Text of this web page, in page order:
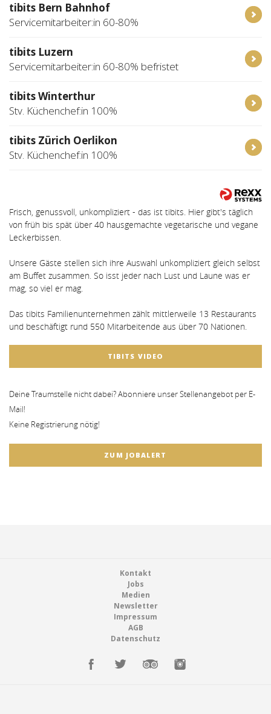
tibits Bern Bahnhof
Servicemitarbeiter:in 60-80%
tibits Luzern
Servicemitarbeiter:in 60-80% befristet
tibits Winterthur
Stv. Küchenchef:in 100%
tibits Zürich Oerlikon
Stv. Küchenchef:in 100%
Frisch, genussvoll, unkompliziert - das ist tibits. Hier gibt's täglich
von früh bis spät über 40 hausgemachte vegetarische und vegane
Leckerbissen.
Unsere Gäste stellen sich ihre Auswahl unkompliziert gleich selbst
am Buffet zusammen. So isst jeder nach Lust und Laune was er
mag, so viel er mag.
Das tibits Familienunternehmen zählt mittlerweile 13 Restaurants
und beschäftigt rund 550 Mitarbeitende aus über 70 Nationen.
TIBITS VIDEO
Deine Traumstelle nicht dabei? Abonniere unser Stellenangebot per E-
Mail!
Keine Registrierung nötig!
ZUM JOBALERT
Kontakt
Jobs
Medien
Newsletter
Impressum
AGB
Datenschutz